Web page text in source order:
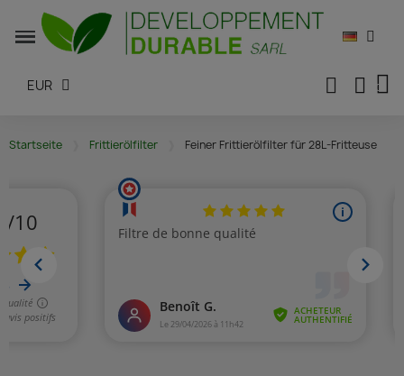
EUR
Startseite Frittierölfilter Feiner Frittierölfilter für 28L-Fritteuse